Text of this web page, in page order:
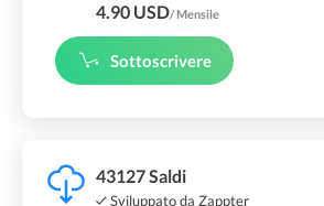
4.90 USD/ Mensile
Sottoscrivere
43127 Saldi
Sviluppato da Zappter